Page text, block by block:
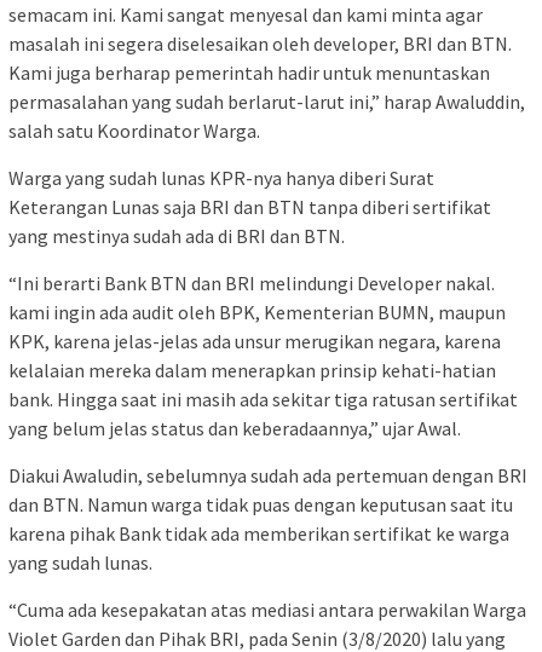
semacam ini. Kami sangat menyesal dan kami minta agar
masalah ini segera diselesaikan oleh developer, BRI dan BTN.
Kami juga berharap pemerintah hadir untuk menuntaskan
permasalahan yang sudah berlarut-larut ini,” harap Awaluddin,
salah satu Koordinator Warga.
Warga yang sudah lunas KPR-nya hanya diberi Surat
Keterangan Lunas saja BRI dan BTN tanpa diberi sertifikat
yang mestinya sudah ada di BRI dan BTN.
“Ini berarti Bank BTN dan BRI melindungi Developer nakal.
kami ingin ada audit oleh BPK, Kementerian BUMN, maupun
KPK, karena jelas-jelas ada unsur merugikan negara, karena
kelalaian mereka dalam menerapkan prinsip kehati-hatian
bank. Hingga saat ini masih ada sekitar tiga ratusan sertifikat
yang belum jelas status dan keberadaannya,” ujar Awal.
Diakui Awaludin, sebelumnya sudah ada pertemuan dengan BRI
dan BTN. Namun warga tidak puas dengan keputusan saat itu
karena pihak Bank tidak ada memberikan sertifikat ke warga
yang sudah lunas.
“Cuma ada kesepakatan atas mediasi antara perwakilan Warga
Violet Garden dan Pihak BRI, pada Senin (3/8/2020) lalu yang